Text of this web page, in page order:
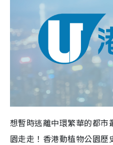
想暫時逃離中環繁華的都
園走走！香港動植物公園